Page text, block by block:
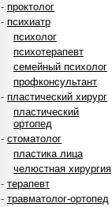
- проктолог
- психиатр
психолог
психотерапевт
семейный психолог
профконсультант
- пластический хирург
пластический
ортопед
- стоматолог
пластика лица
челюстная хирургия
- терапевт
- травматолог-ортопед